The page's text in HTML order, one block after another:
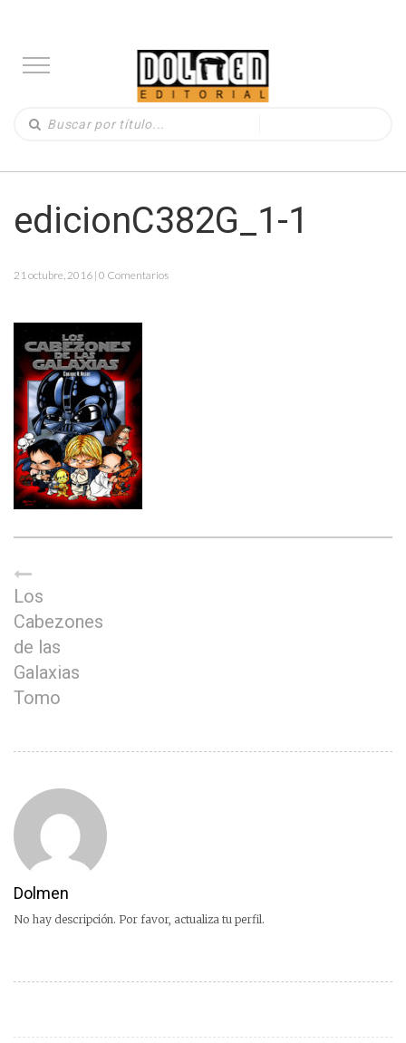
edicionC382G_1-1
21 octubre, 2016 | 0 Comentarios
Los
Cabezones
de las
Galaxias
Tomo
Dolmen
No hay descripción. Por favor, actualiza tu perfil.